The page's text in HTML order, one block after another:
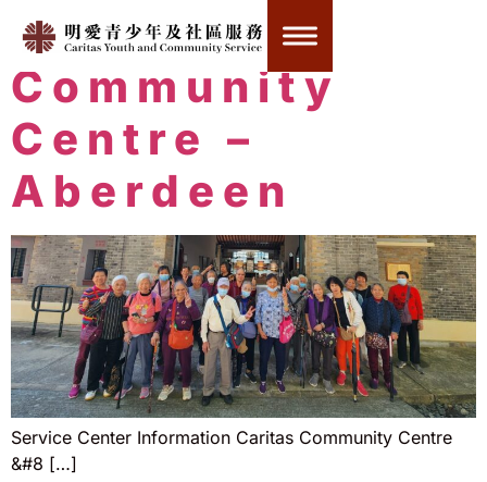
Caritas
Community
Centre –
Aberdeen
Service Center Information Caritas Community Centre
&#8 […]